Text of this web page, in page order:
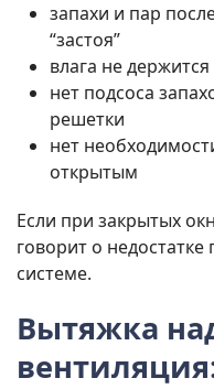
запахи и пар
“застоя”
влага не
нет подсоса
решетки
нет
открытым
Если при закрытых
говорит о
системе.
Вытяжка